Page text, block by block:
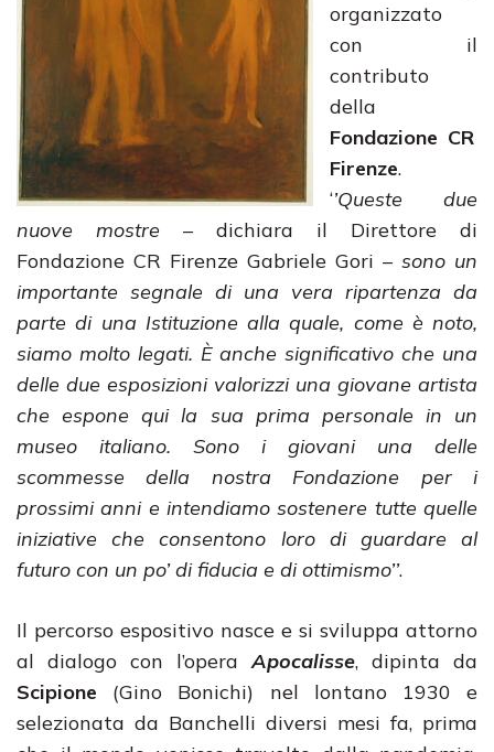
organizzato
con il
contributo
della
Fondazione CR
Firenze.
‘’Queste due
nuove mostre – dichiara il Direttore di
Fondazione CR Firenze Gabriele Gori – sono un
importante segnale di una vera ripartenza da
parte di una Istituzione alla quale, come è noto,
siamo molto legati. È anche significativo che una
delle due esposizioni valorizzi una giovane artista
che espone qui la sua prima personale in un
museo italiano. Sono i giovani una delle
scommesse della nostra Fondazione per i
prossimi anni e intendiamo sostenere tutte quelle
iniziative che consentono loro di guardare al
futuro con un po’ di fiducia e di ottimismo’’.
Il percorso espositivo nasce e si sviluppa attorno
al dialogo con l’operaApocalisse, dipinta da
Scipione (Gino Bonichi) nel lontano 1930 e
selezionata da Banchelli diversi mesi fa, prima